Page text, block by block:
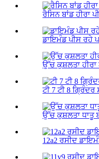
ਰੈਸਿਨ ਬਾਂਡ ਹੀਰਾ
ਡਾਇਮੰਡ ਪੀਸ ਰਹੇ
ਉੱਚ ਕੁਸ਼ਲਤਾ ਹੀਰਾ
ਟੀ 7 ਟੀ 8 ਗ੍ਰਿੰਦਰ
ਉੱਚ ਕੁਸ਼ਲਤਾ ਧਾਤੂ
12a2 ਰਸੀਦ